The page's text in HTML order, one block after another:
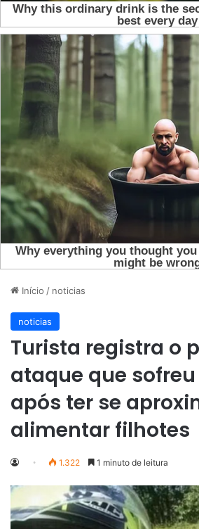
Início / noticias
noticias
Turista registra o
ataque que
após ter se
alimentar filhotes
1.322 1 minuto de leitura